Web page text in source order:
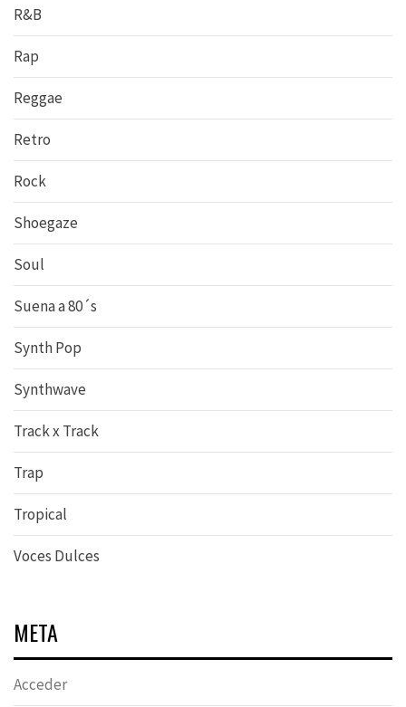
R&B
Rap
Reggae
Retro
Rock
Shoegaze
Soul
Suena a 80´s
Synth Pop
Synthwave
Track x Track
Trap
Tropical
Voces Dulces
META
Acceder